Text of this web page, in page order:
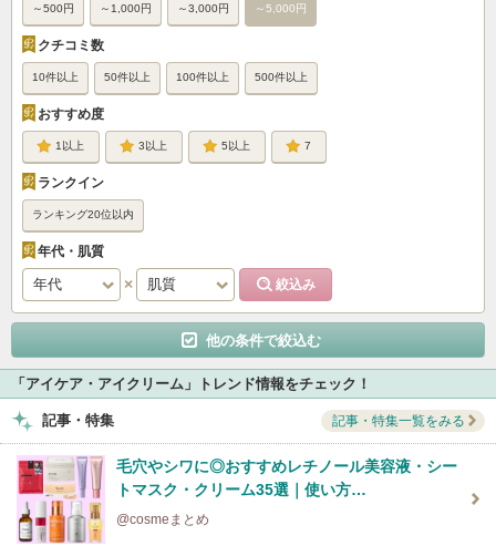
～500円 ～1,000円 ～3,000円 ～5,000円
クチコミ数
10件以上 50件以上 100件以上 500件以上
おすすめ度
1 3 5 7
ランクイン
ランキング20位以内
年代・肌質
他の条件で絞込む
「アイケア・アイクリーム」トレンド情報をチェック！
記事・特集 記事・特集一覧をみる
毛穴やシワに◎おすすめレチノール美容液・シー
トマスク・クリーム35選｜使い方…
@cosmeまとめ